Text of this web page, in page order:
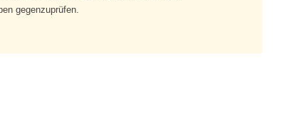
gegenzuprüfen.